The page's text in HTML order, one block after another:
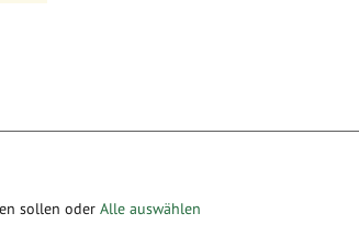
sollen oder Alle auswählen